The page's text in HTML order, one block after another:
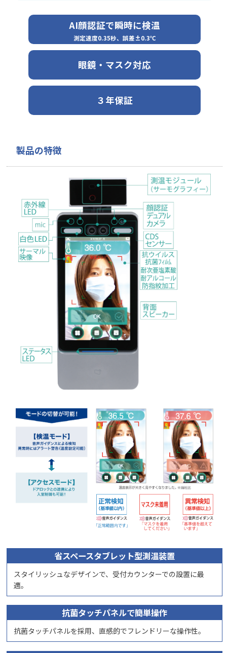
AI顔認証で瞬時に検温
測定速度0.35秒、誤差±0.3℃
眼鏡・マスク対応
３年保証
製品の特徴
省スペースタブレット型測温装置
スタイリッシュなデザインで、受付カウンターでの設置に最
適。
抗菌タッチパネルで簡単操作
抗菌タッチパネルを採用、直感的でフレンドリーな操作性。